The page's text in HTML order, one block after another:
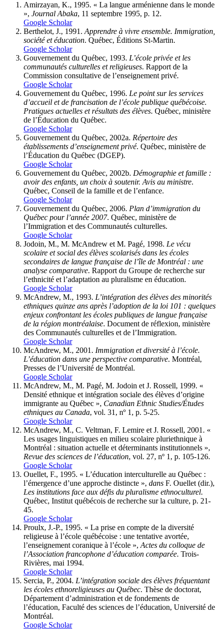
Amirzayan, K., 1995. « La langue arménienne dans le monde
», Journal Abaka, 11 septembre 1995, p. 12.
Google Scholar
Berthelot, J., 1991. Apprendre à vivre ensemble. Immigration,
société et éducation. Québec, Éditions St-Martin.
Google Scholar
Gouvernement du Québec, 1993. L’école privée et les
communautés culturelles et religieuses. Rapport de la
Commission consultative de l’enseignement privé.
Google Scholar
Gouvernement du Québec, 1996. Le point sur les services
d’accueil et de francisation de l’école publique québécoise.
Pratiques actuelles et résultats des élèves. Québec, ministère
de l’Éducation du Québec.
Google Scholar
Gouvernement du Québec, 2002a. Répertoire des
établissements d’enseignement privé. Québec, ministère de
l’Éducation du Québec (DGEP).
Google Scholar
Gouvernement du Québec, 2002b. Démographie et famille :
avoir des enfants, un choix à soutenir. Avis au ministre.
Québec, Conseil de la famille et de l’enfance.
Google Scholar
Gouvernement du Québec, 2006. Plan d’immigration du
Québec pour l’année 2007. Québec, ministère de
l’Immigration et des Communautés culturelles.
Google Scholar
Jodoin, M., M. McAndrew et M. Pagé, 1998. Le vécu
scolaire et social des élèves scolarisés dans les écoles
secondaires de langue française de l’île de Montréal : une
analyse comparative. Rapport du Groupe de recherche sur
l’ethnicité et l’adaptation au pluralisme en éducation.
Google Scholar
McAndrew, M., 1993. L’intégration des élèves des minorités
ethniques quinze ans après l’adoption de la loi 101 : quelques
enjeux confrontant les écoles publiques de langue française
de la région montréalaise. Document de réflexion, ministère
des Communautés culturelles et de l’Immigration.
Google Scholar
McAndrew, M., 2001. Immigration et diversité à l’école.
L’éducation dans une perspective comparative. Montréal,
Presses de l’Université de Montréal.
Google Scholar
McAndrew, M., M. Pagé, M. Jodoin et J. Rossell, 1999. «
Densité ethnique et intégration sociale des élèves d’origine
immigrante au Québec », Canadian Ethnic Studies/Études
ethniques au Canada, vol. 31, nº 1, p. 5-25.
Google Scholar
McAndrew, M., C. Veltman, F. Lemire et J. Rossell, 2001. «
Les usages linguistiques en milieu scolaire pluriethnique à
Montréal : situation actuelle et déterminants institutionnels »,
Revue des sciences de l’éducation, vol. 27, nº 1, p. 105-126.
Google Scholar
Ouellet, F., 1995. « L’éducation interculturelle au Québec :
l’émergence d’une approche distincte », dans F. Ouellet (dir.),
Les institutions face aux défis du pluralisme ethnoculturel.
Québec, Institut québécois de recherche sur la culture, p. 21-
45.
Google Scholar
Proulx, J.-P., 1995. « La prise en compte de la diversité
religieuse à l’école québécoise : une tentative avortée,
l’enseignement coranique à l’école », Actes du colloque de
l’Association francophone d’éducation comparée. Trois-
Rivières, mai 1994.
Google Scholar
Sercia, P., 2004. L’intégration sociale des élèves fréquentant
les écoles ethnoreligieuses au Québec. Thèse de doctorat,
Département d’administration et de fondements de
l’éducation, Faculté des sciences de l’éducation, Université de
Montréal.
Google Scholar